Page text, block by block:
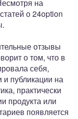
на
о 24option
отзывы
о том, что в
себя,
публикации на
практически
продукта или
появляется